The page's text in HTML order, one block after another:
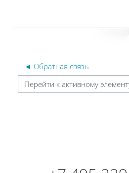
◄ Обратная связь
Перейти к активному элементу